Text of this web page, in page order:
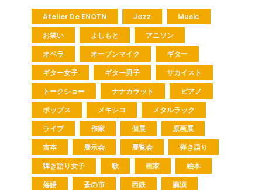
Atelier De ENOTN Jazz
Music
お笑い
よしもと
アニソン
オペラ
オープンマイク
ギター
ギター女子
ギター男子
サカイスト
トークショー
ナナカラット
ピアノ
ポップス
メキシコ
メタルラック
ライブ
作家 個展
原画展
吉本
展示会 展覧会
弾き語り
弾き語り女子
歌 画家
絵本
落語
蚤の市 西鉄
講演